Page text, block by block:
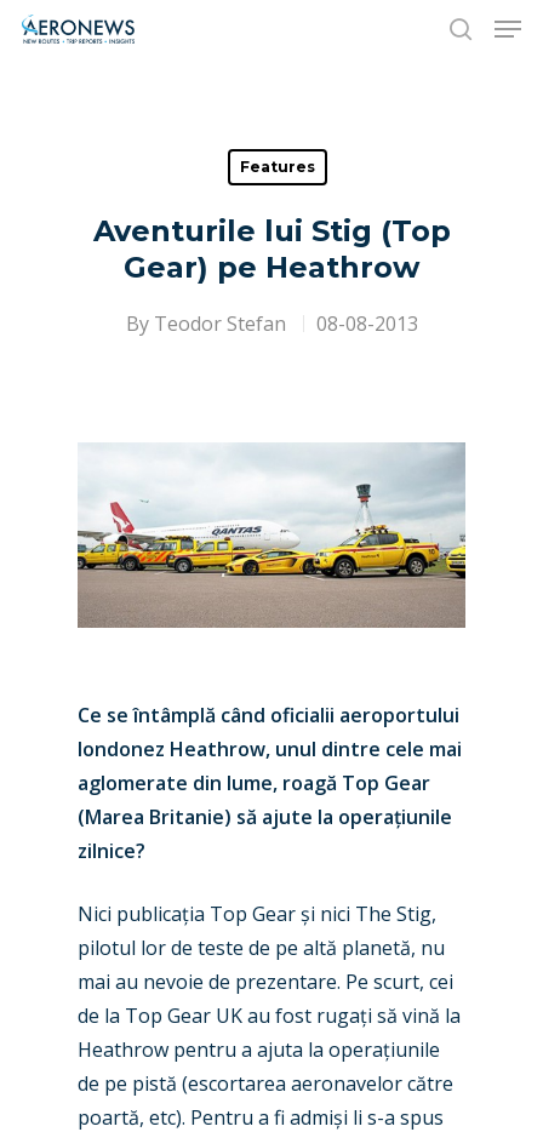
Hit enter to search or ESC to close
Features
Aventurile lui Stig (Top
Gear) pe Heathrow
By Teodor Stefan 08-08-2013
Ce se întâmplă când oficialii aeroportului
londonez Heathrow, unul dintre cele mai
aglomerate din lume, roagă Top Gear
(Marea Britanie) să ajute la operațiunile
zilnice?
Nici publicația Top Gear și nici The Stig,
pilotul lor de teste de pe altă planetă, nu
mai au nevoie de prezentare. Pe scurt, cei
de la Top Gear UK au fost rugați să vină la
Heathrow pentru a ajuta la operațiunile
de pe pistă (escortarea aeronavelor către
poartă, etc). Pentru a fi admiși li s-a spus